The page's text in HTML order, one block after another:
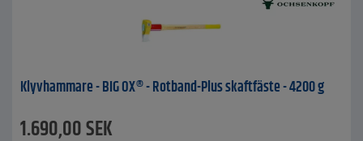
Klyvhammare - BIG OX® - Rotband-Plus skaftfäste - 4200 g
1.690,00SEK